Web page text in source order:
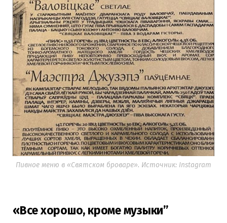
Пивное меню в «Святском броваре». Источник: Instagram
«Все хорошо, кроме музыки”